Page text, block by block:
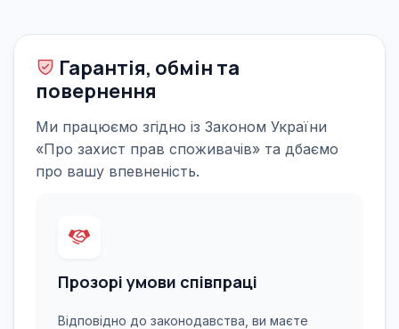
Гарантія, обмін та
повернення
Ми працюємо згідно із Законом України
«Про захист прав споживачів» та дбаємо
про вашу впевненість.
Прозорі умови співпраці
Відповідно до законодавства, ви маєте